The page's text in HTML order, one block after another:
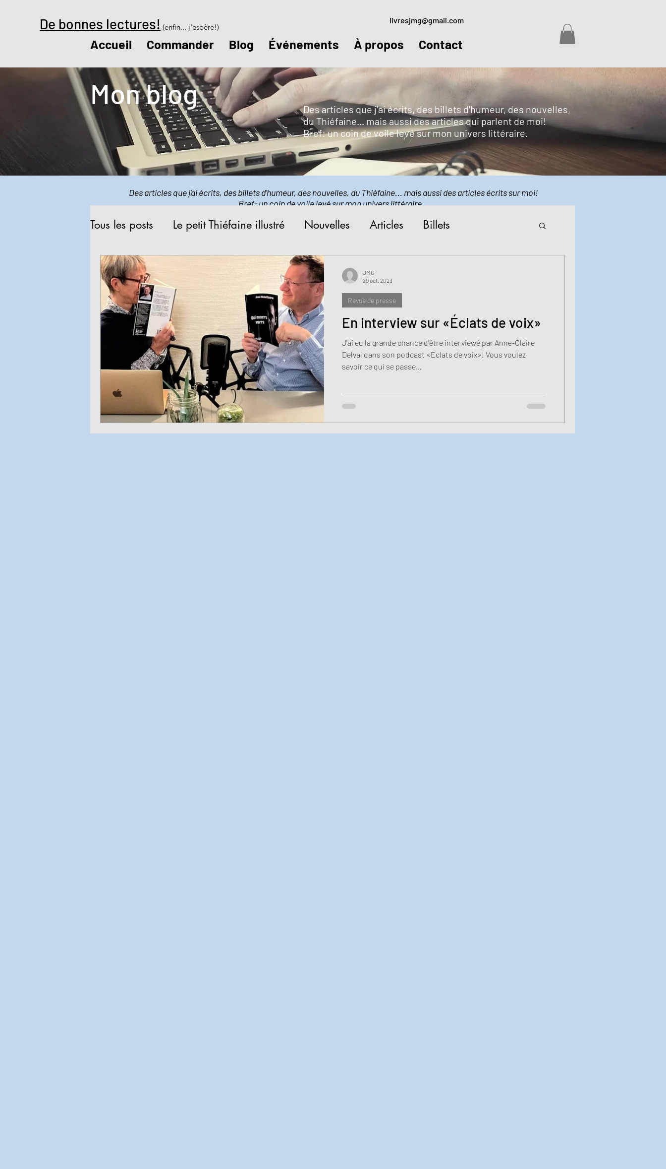
De bonnes lectures! (enfin... j'espère!)
livresjmg@gmail.com
Accueil Commander Blog Événements À propos Contact
Mon blog
Des articles que j'ai écrits, des billets d'humeur, des nouvelles,
du Thiéfaine... mais aussi des articles qui parlent de moi!
Bref: un coin de voile levé sur mon univers littéraire.
Des articles que j'ai écrits, des billets d'humeur, des nouvelles, du Thiéfaine... mais aussi des articles écrits sur moi!
Bref: un coin de voile levé sur mon univers littéraire.
Tous les posts Le petit Thiéfaine illustré Nouvelles Articles Billets
Revue de presse Jeudis littéraires
En interview sur «Éclats de voix»
J'ai eu la grande chance d'être interviewé par Anne-Claire
Delval dans son podcast «Eclats de voix»! Vous voulez
savoir ce qui se passe...
Revue de presse
JMG
29 oct. 2023